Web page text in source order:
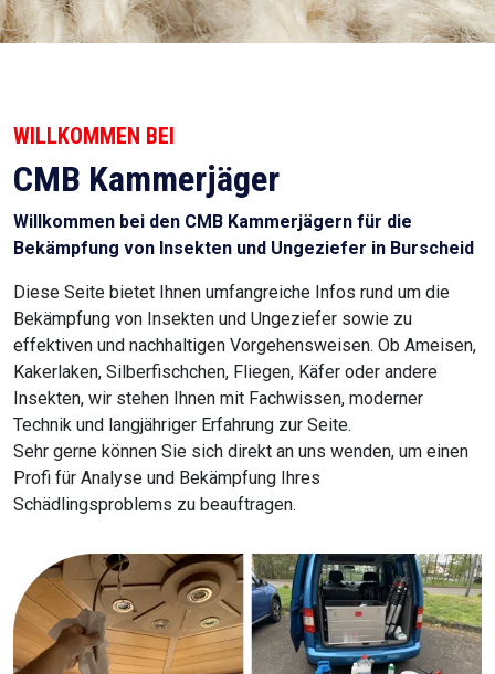
WILLKOMMEN BEI
CMB Kammerjäger
Willkommen bei den CMB Kammerjägern für die
Bekämpfung von Insekten und Ungeziefer in Burscheid
Diese Seite bietet Ihnen umfangreiche Infos rund um die
Bekämpfung von Insekten und Ungeziefer sowie zu
effektiven und nachhaltigen Vorgehensweisen. Ob Ameisen,
Kakerlaken, Silberfischchen, Fliegen, Käfer oder andere
Insekten, wir stehen Ihnen mit Fachwissen, moderner
Technik und langjähriger Erfahrung zur Seite.
Sehr gerne können Sie sich direkt an uns wenden, um einen
Profi für Analyse und Bekämpfung Ihres
Schädlingsproblems zu beauftragen.